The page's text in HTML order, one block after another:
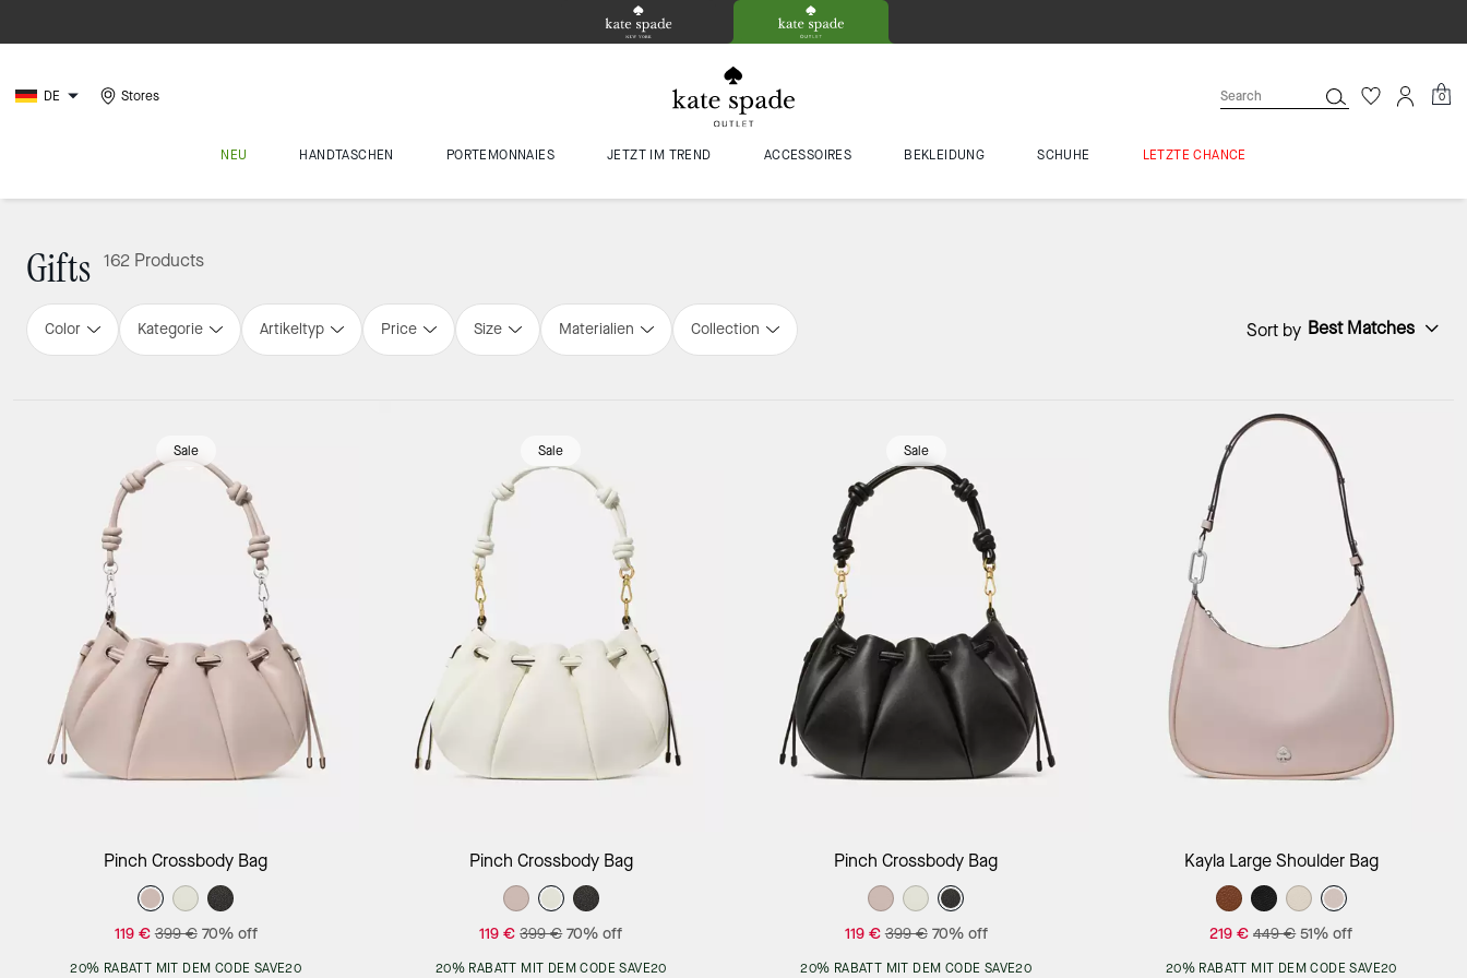
DE Stores 0
NEU HANDTASCHEN PORTEMONNAIES JETZT IM TREND ACCESSOIRES BEKLEIDUNG SCHUHE LETZTE CHANCE
Gifts 162 Products
Color Kategorie Artikeltyp Price Size Materialien Collection Sort by Best Matches
Sale
Add to Bag
Pinch Crossbody Bag
119 € 399 € 70% off
20% RABATT MIT DEM CODE SAVE20
Sale
Add to Bag
Pinch Crossbody Bag
119 € 399 € 70% off
20% RABATT MIT DEM CODE SAVE20
Sale
Add to Bag
Pinch Crossbody Bag
119 € 399 € 70% off
20% RABATT MIT DEM CODE SAVE20
Add to Bag
Kayla Large Shoulder Bag
219 € 449 € 51% off
20% RABATT MIT DEM CODE SAVE20